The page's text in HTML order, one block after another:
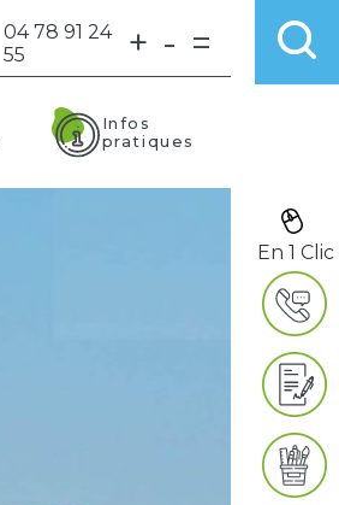
04 78 91 24
55
+ - =
Infos
pratiques
En 1 Clic